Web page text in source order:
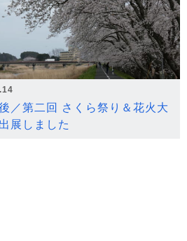
／第二回 さくら祭り＆花火大
展しました